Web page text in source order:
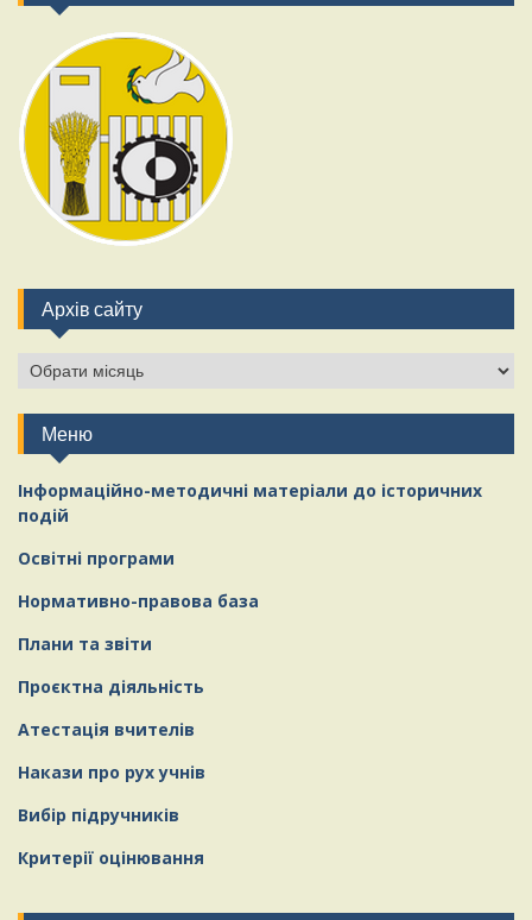
Архів сайту
Архів
Меню
Інформаційно-методичні матеріали до історичних
подій
Освітні програми
Нормативно-правова база
Плани та звіти
Проєктна діяльність
Атестація вчителів
Накази про рух учнів
Вибір підручників
Критерії оцінювання